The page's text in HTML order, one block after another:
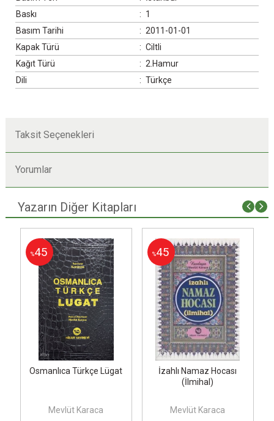
Baskı
: 1
Basım Tarihi
: 2011-01-01
Kapak Türü
: Ciltli
Kağıt Türü
: 2.Hamur
Dili
: Türkçe
Taksit Seçenekleri
Yorumlar
Yazarın Diğer Kitapları
%45
Osmanlıca Türkçe Lügat
Mevlüt Karaca
%45
İzahlı Namaz Hocası
(İlmihal)
Mevlüt Karaca